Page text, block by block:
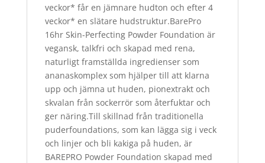
veckor* får en jämnare hudton och efter 4
veckor* en slätare hudstruktur.BarePro
16hr Skin-Perfecting Powder Foundation är
vegansk, talkfri och skapad med rena,
naturligt framställda ingredienser som
ananaskomplex som hjälper till att klarna
upp och jämna ut huden, pionextrakt och
skvalan från sockerrör som återfuktar och
ger näring.Till skillnad från traditionella
puderfoundations, som kan lägga sig i veck
och linjer och bli kakiga på huden, är
BAREPRO Powder Foundation skapad med